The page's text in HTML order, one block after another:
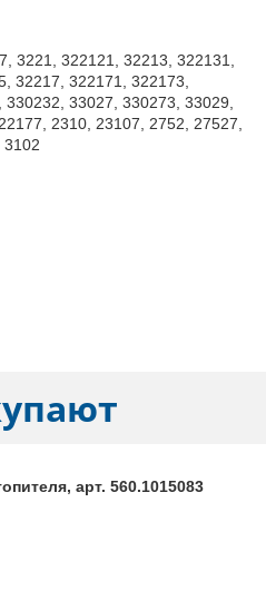
3221, 322121, 32213, 322131,
32217, 322171, 322173,
33027, 330273, 33029,
2310, 23107, 2752, 27527,
3102
арт. 560.1015083